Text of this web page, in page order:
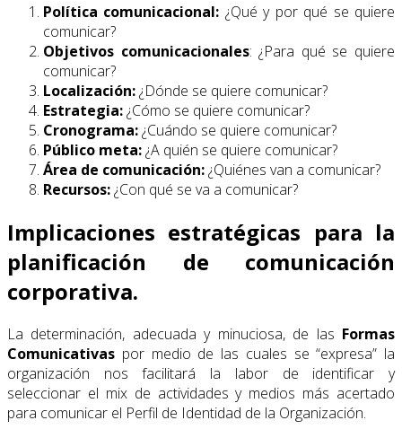
Política comunicacional: ¿Qué y por qué se quiere
comunicar?
Objetivos comunicacionales: ¿Para qué se quiere
comunicar?
Localización:¿Dónde se quiere comunicar?
Estrategia:¿Cómo se quiere comunicar?
Cronograma:¿Cuándo se quiere comunicar?
Público meta:¿A quién se quiere comunicar?
Área de comunicación:¿Quiénes van a comunicar?
Recursos:¿Con qué se va a comunicar?
Implicaciones estratégicas para la
planificación de comunicación
corporativa.
La determinación, adecuada y minuciosa, de las Formas
Comunicativas por medio de las cuales se “expresa” la
organización nos facilitará la labor de identificar y
seleccionar el mix de actividades y medios más acertado
para comunicar el Perfil de Identidad de la Organización.